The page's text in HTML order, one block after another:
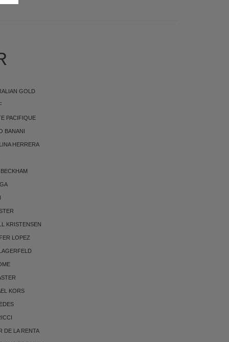
GOLD
PACIFIQUE
BANANI
HERRERA
KRISTENSEN
LOPEZ
KORS
DE LA RENTA